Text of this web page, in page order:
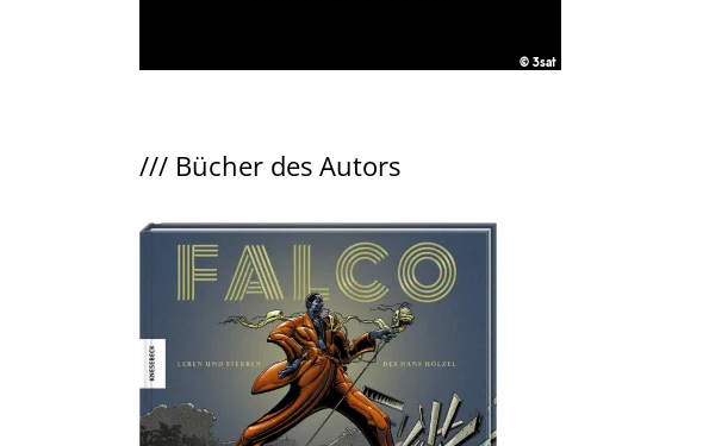
/// Bücher des Autors